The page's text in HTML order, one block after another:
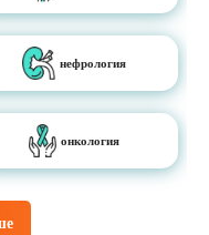
нефрология
онкология